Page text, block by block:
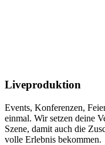
Liveproduktion
Events, Konferenzen,
einmal. Wir setzen deine
Szene, damit auch die
volle Erlebnis bekommen.